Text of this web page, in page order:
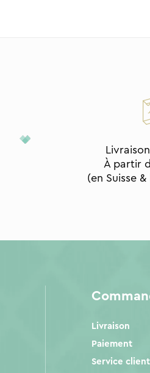
À partir
(en Suisse
Livraison
Paiement
Service client